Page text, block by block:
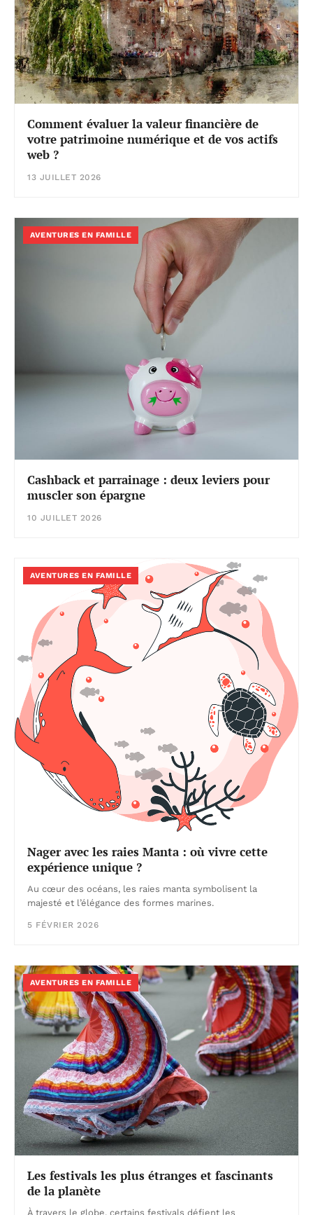
Comment évaluer la valeur financière de
votre patrimoine numérique et de vos actifs
web ?
13 JUILLET 2026
AVENTURES EN FAMILLE
Cashback et parrainage : deux leviers pour
muscler son épargne
10 JUILLET 2026
AVENTURES EN FAMILLE
Nager avec les raies Manta : où vivre cette
expérience unique ?
Au cœur des océans, les raies manta symbolisent la
majesté et l’élégance des formes marines.
5 FÉVRIER 2026
AVENTURES EN FAMILLE
Les festivals les plus étranges et fascinants
de la planète
À travers le globe, certains festivals défient les